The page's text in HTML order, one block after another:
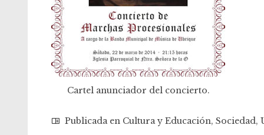
Cartel anunciador del concierto.
Publicada en Cultura y Educación, Sociedad ,